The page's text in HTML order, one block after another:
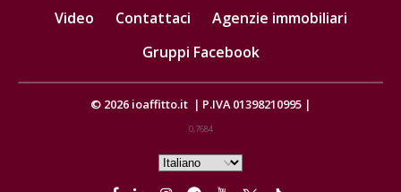
Video
Contattaci
Agenzie immobiliari
Gruppi Facebook
© 2026 ioaffitto.it | P.IVA 01398210995 |
0,7684